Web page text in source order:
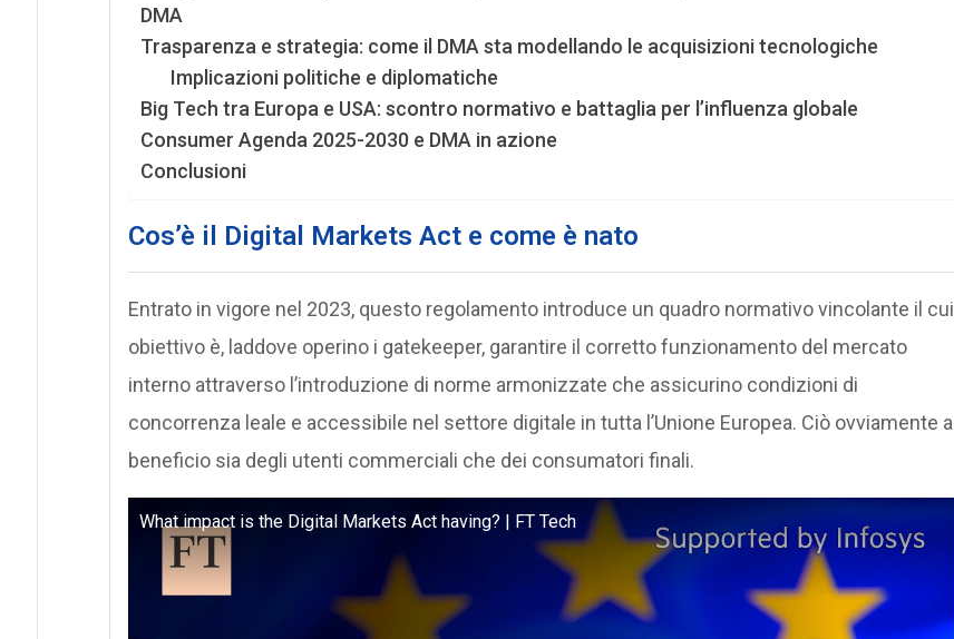
DMA
Trasparenza e strategia: come il DMA sta modellando le acquisizioni tecnologiche
Implicazioni politiche e diplomatiche
Big Tech tra Europa e USA: scontro normativo e battaglia per l’influenza globale
Consumer Agenda 2025-2030 e DMA in azione
Conclusioni
Cos’è il Digital Markets Acte come è nato
Entrato in vigore nel 2023, questo regolamento introduce un quadro normativo vincolante il cui
obiettivo è, laddove operino i gatekeeper, garantire il corretto funzionamento del mercato
interno attraverso l’introduzione di norme armonizzate che assicurino condizioni di
concorrenza leale e accessibile nel settore digitale in tutta l’Unione Europea. Ciò ovviamente a
beneficio sia degli utenti commerciali che dei consumatori finali.
What impact is the Digital Markets Act having? | FT Tech